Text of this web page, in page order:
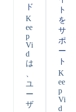
ド
K
ee
p
Vi
d
は
ユ
ー
ザ
ト
を
サ
ポ
ー
ト
K
ee
p
Vi
d